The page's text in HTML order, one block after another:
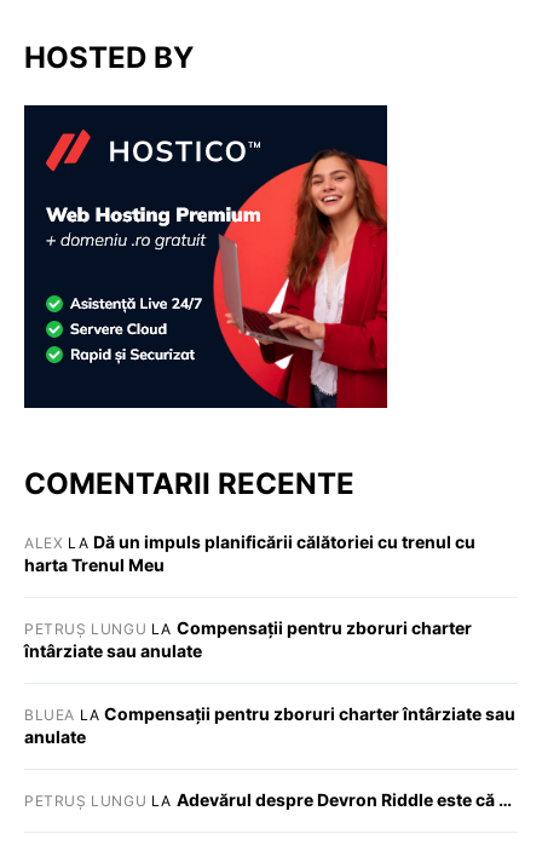
HOSTED BY
COMENTARII RECENTE
ALEX LA Dă un impuls planificării călătoriei cu trenul cu
harta Trenul Meu
PETRUȘ LUNGU LA Compensații pentru zboruri charter
întârziate sau anulate
BLUEA LACompensații pentru zboruri charter întârziate sau
anulate
PETRUȘ LUNGU LA Adevărul despre Devron Riddle este că …